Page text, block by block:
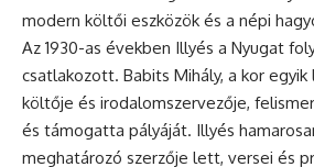
modern költői eszközök és a népi
Az 1930-as években Illyés a Nyugat
csatlakozott. Babits Mihály, a kor
költője és irodalomszervezője,
és támogatta pályáját. Illyés
meghatározó szerzője lett, versei és